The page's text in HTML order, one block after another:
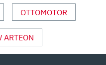
OTTOMOTOR
ARTEON